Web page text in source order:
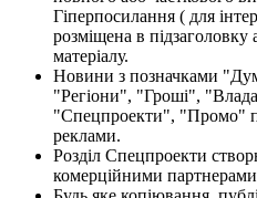
Гіперпосилання ( для
розміщена в
матеріалу.
Новини з позначками
"Регіони", "Гроші",
"Спецпроекти", "Промо"
реклами.
Розділ Спецпроекти
комерційними